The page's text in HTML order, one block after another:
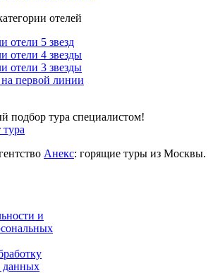
отелей
отели 5 звезд
отели 4 звезды
отели 3 звезды
первой линии
подбор тура специалистом!
Анекс: горящие туры из Москвы.
и
данных